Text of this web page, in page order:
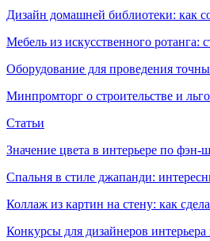
Дизайн домашней библиотеки: как
Мебель из искусственного ротанга:
Оборудование для проведения
Минпромторг о строительстве и
Статьи
Значение цвета в интерьере по фэн-
Спальня в стиле джапанди:
Коллаж из картин на стену: как
Конкурсы для дизайнеров